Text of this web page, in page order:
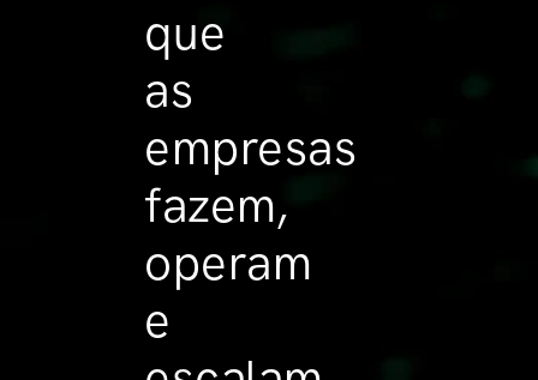
que
as
empresas
fazem,
operam
e